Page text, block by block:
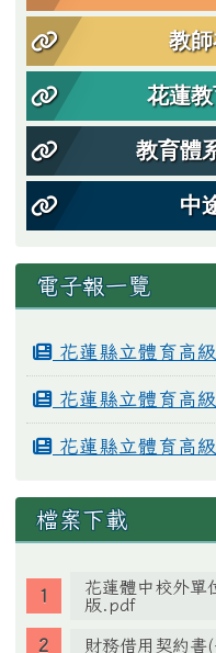
教
花蓮
教育體
中
電子報一覽
花蓮縣立體育高
花蓮縣立體育高
花蓮縣立體育高
檔案下載
花蓮體中校外單
版.pdf
財務借用契約書